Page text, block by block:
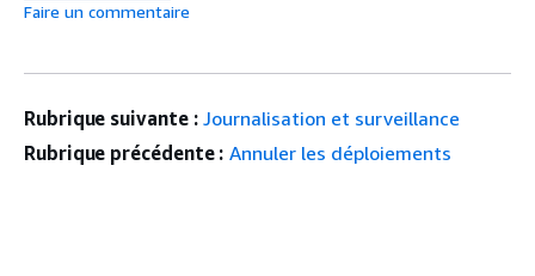
Faire un commentaire
Rubrique suivante : Journalisation et surveillance
Rubrique précédente : Annuler les déploiements